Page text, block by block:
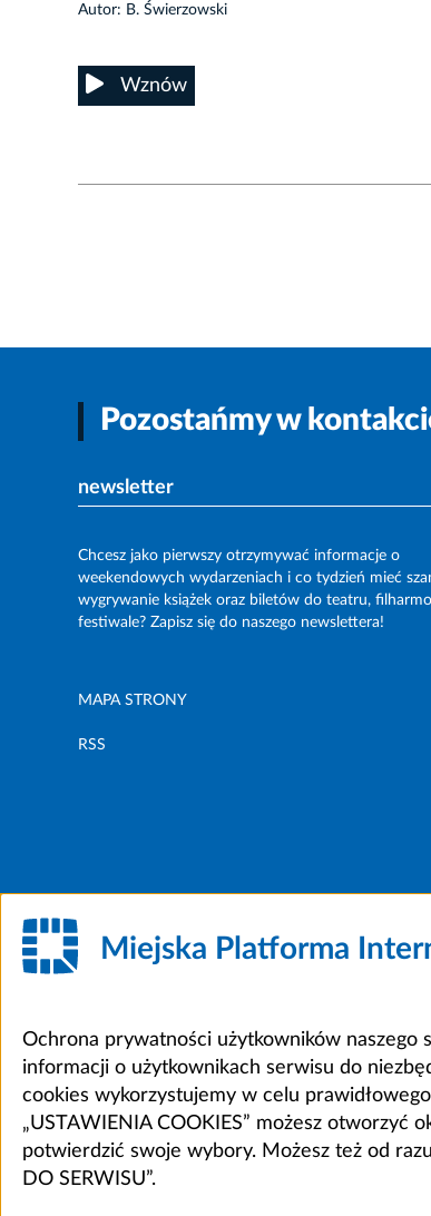
Autor: B. Świerzowski
Wznów
Pozostańmy w
newsletter
Chcesz jako pierwszy otrzymywać informacje o
weekendowych wydarzeniach i co tydzień mieć
wygrywanie książek oraz biletów do teatru,
festiwale? Zapisz się do naszego newslettera!
MAPA STRONY
RSS
Miejska Platforma
Ochrona prywatności użytkowników naszego
informacji o użytkownikach serwisu do
cookies wykorzystujemy w celu
„USTAWIENIA COOKIES” możesz
potwierdzić swoje wybory. Możesz też od
DO SERWISU”.